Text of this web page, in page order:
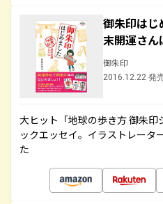
御朱印は
末開運さん
御朱印
2016.12.22 発
大ヒット「地球の歩き方 御朱印
ックエッセイ。イラストレータ
た